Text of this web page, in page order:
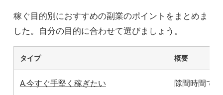
稼ぐ目的別におすすめの副業のポイントをまとめま
した。自分の目的に合わせて選びましょう。
タイプ 概要
A.今すぐ手堅く稼ぎたい 隙間時間で